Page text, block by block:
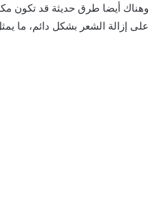
وهناك أيضا طرق حديثة قد تكون
على إزالة الشعر بشكل دائم، ما